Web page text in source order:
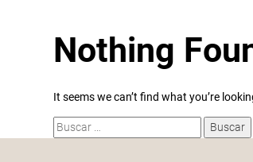
Nothing
It seems we can’t find what you’re
Buscar: